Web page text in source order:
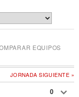
EQUIPOS
JORNADA SIGUIENTE »
0